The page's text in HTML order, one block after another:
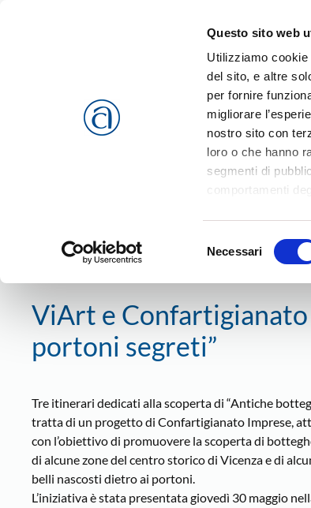
Questo sito web
Utilizziamo
del sito, e altre
per fornire
migliorare
nostro sito con
loro o che hanno
segmenti di
comportamenti
cookies che
del
Necessari
CHI SIAMO
ViArt e
portoni segreti”
Tre itinerari dedicati alla scoperta di “Antiche
tratta di un progetto di Confartigianato Imprese,
con l’obiettivo di promuovere la scoperta di
di alcune zone del centro storico di Vicenza e di
belli nascosti dietro ai portoni.
L’iniziativa è stata presentata giovedì 30 maggio